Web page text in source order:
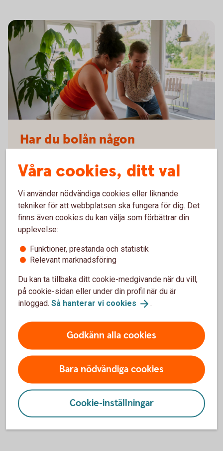
Har du bolån någon
Se om du kan få lägre bolåneränta hos oss. Fyll i
dina uppgifter så kontaktar vi dig eller ansök snabbt
och smidigt online.
Flytta bolån - ansök eller bli
Byta bank – så går det till och checklista
(swedishbankers.se)
För att se detta innehåll behöver du först
godkänna cookies för Funktioner, prestanda
Våra cookies, ditt val
Vi använder nödvändiga cookies eller liknande
tekniker för att webbplatsen ska fungera för dig. Det
finns även cookies du kan välja som förbättrar din
upplevelse:
Funktioner, prestanda och statistik
Relevant marknadsföring
Du kan ta tillbaka ditt cookie-medgivande när du vill,
på cookie-sidan eller under din profil när du är
inloggad. Så hanterar vi cookies .
Godkänn alla cookies
Bara nödvändiga cookies
Cookie-inställningar